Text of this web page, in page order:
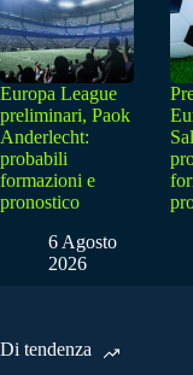
Europa League
preliminari, Paok
Anderlecht:
probabili
formazioni e
pronostico
6 Agosto
2026
Di tendenza